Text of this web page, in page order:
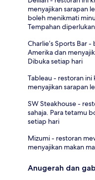
menyajikan sarapan
boleh menikmati
Tempahan
Charlie’s Sports Bar
Amerika dan
Dibuka setiap hari
Tableau - restoran ini
menyajikan sarapan
SW Steakhouse -
sahaja. Para tetamu
setiap hari
Mizumi - restoran
menyajikan makan
Anugerah dan